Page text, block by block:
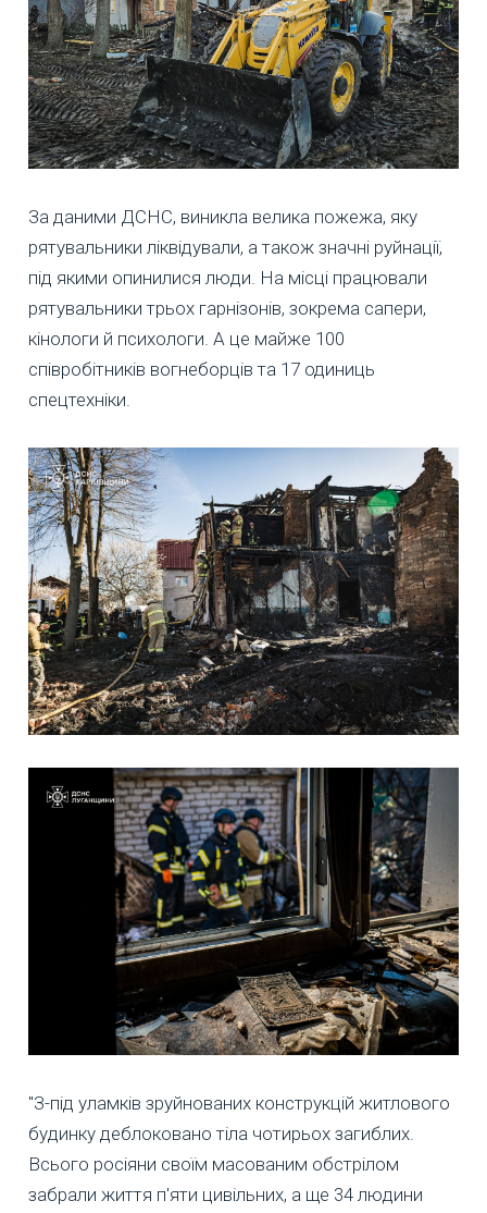
За даними ДСНС, виникла велика пожежа, яку
рятувальники ліквідували, а також значні руйнації,
під якими опинилися люди. На місці працювали
рятувальники трьох гарнізонів, зокрема сапери,
кінологи й психологи. А це майже 100
співробітників вогнеборців та 17 одиниць
спецтехніки.
"З-під уламків зруйнованих конструкцій житлового
будинку деблоковано тіла чотирьох загиблих.
Всього росіяни своїм масованим обстрілом
забрали життя п'яти цивільних, а ще 34 людини